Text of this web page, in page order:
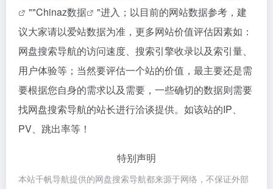
""Chinaz数据
"进入；以目前的网站数据参考，建
议大家请以爱站数据为准，更多网站价值评估因素如：
网盘搜索导航的访问速度、搜索引擎收录以及索引量、
用户体验等；当然要评估一个站的价值，最主要还是需
要根据您自身的需求以及需要，一些确切的数据则需要
找网盘搜索导航的站长进行洽谈提供。如该站的IP、
PV、跳出率等！
特别声明
本站千帆导航提供的网盘搜索导航都来源于网络，不保证外部